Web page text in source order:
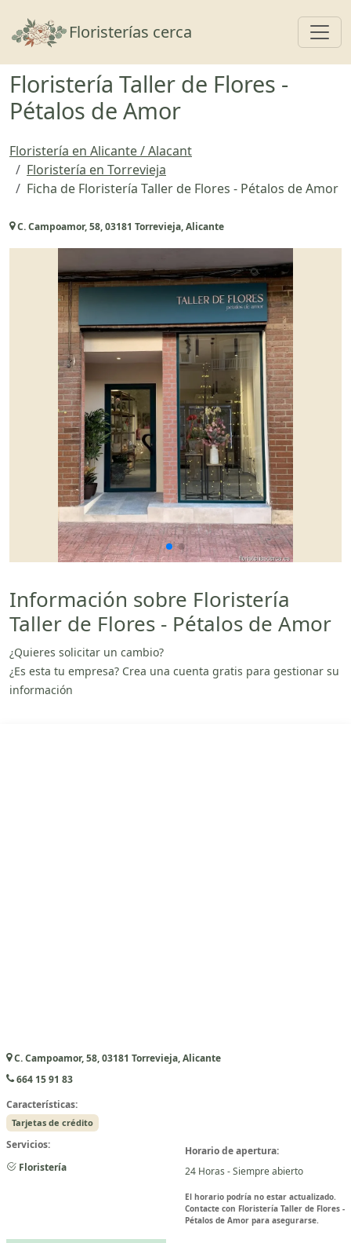
Floristerías cerca
Floristería Taller de Flores -
Pétalos de Amor
Floristería en Alicante / Alacant
Floristería en Torrevieja
Ficha de Floristería Taller de Flores - Pétalos de Amor
C. Campoamor, 58, 03181 Torrevieja, Alicante
Información sobre Floristería
Taller de Flores - Pétalos de Amor
¿Quieres solicitar un cambio?
¿Es esta tu empresa? Crea una cuenta gratis para gestionar su
información
C. Campoamor, 58, 03181 Torrevieja, Alicante
664 15 91 83
Características:
Tarjetas de crédito
Servicios:
Floristería
Horario de apertura:
24 Horas - Siempre abierto
El horario podría no estar actualizado.
Contacte con Floristería Taller de Flores -
Pétalos de Amor para asegurarse.